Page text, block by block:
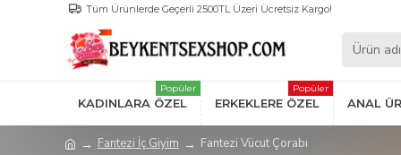
Tüm Ürünlerde Geçerli 2500TL Üzeri Ücretsiz Kargo!
KADINLARA ÖZEL
Popüler
ERKEKLERE ÖZEL
Popüler
ANAL
Fantezi İç Giyim Fantezi Vücut Çorabı